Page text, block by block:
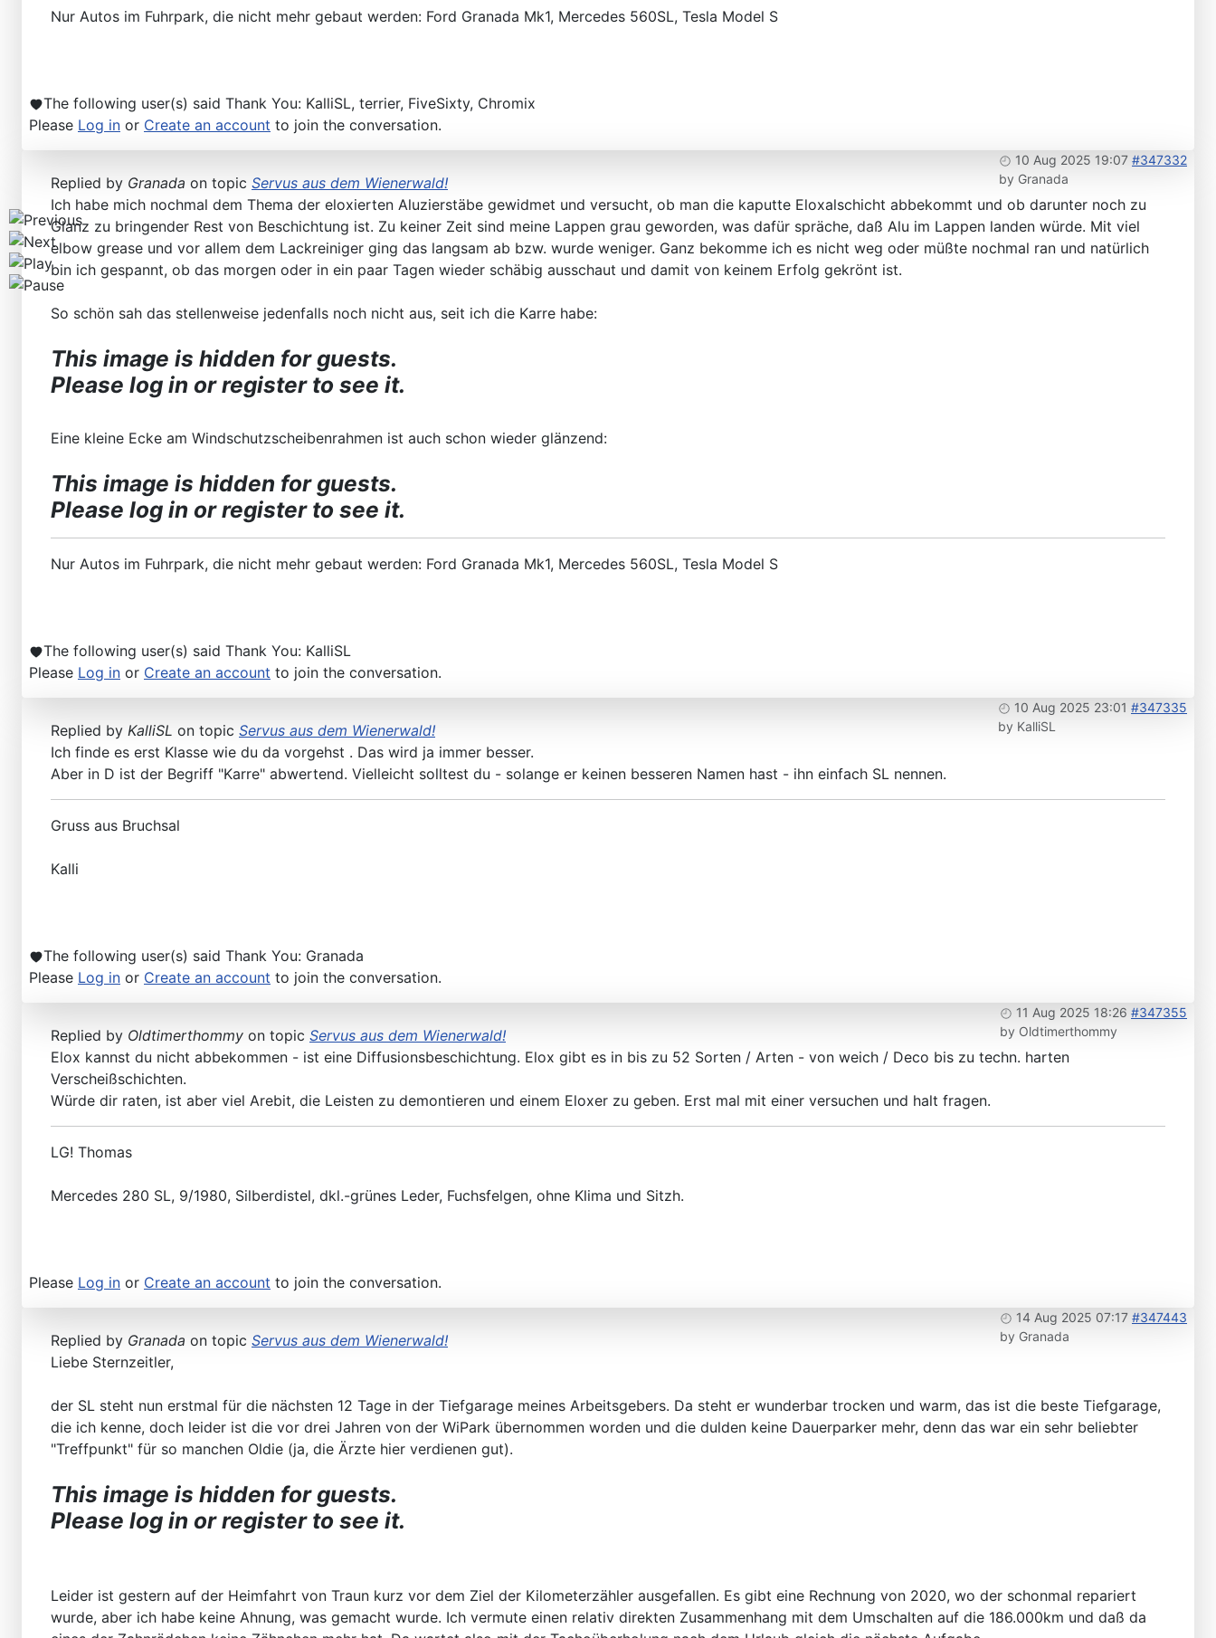
Find SL and SLC in any color
Nur Autos im Fuhrpark, die nicht mehr gebaut werden: Ford Granada Mk1, Mercedes 560SL, Tesla Model S
The following user(s) said Thank You: KalliSL, terrier, FiveSixty, Chromix
Please Log in or Create an account to join the conversation.
10 Aug 2025 19:07 #347332
by Granada
Replied by Granada on topic Servus aus dem Wienerwald!
Ich habe mich nochmal dem Thema der eloxierten Aluzierstäbe gewidmet und versucht, ob man die kaputte Eloxalschicht abbekommt und ob darunter noch zu
Glanz zu bringender Rest von Beschichtung ist. Zu keiner Zeit sind meine Lappen grau geworden, was dafür spräche, daß Alu im Lappen landen würde. Mit viel
elbow grease und vor allem dem Lackreiniger ging das langsam ab bzw. wurde weniger. Ganz bekomme ich es nicht weg oder müßte nochmal ran und natürlich
bin ich gespannt, ob das morgen oder in ein paar Tagen wieder schäbig ausschaut und damit von keinem Erfolg gekrönt ist.
So schön sah das stellenweise jedenfalls noch nicht aus, seit ich die Karre habe:
This image is hidden for guests.
Please log in or register to see it.
Eine kleine Ecke am Windschutzscheibenrahmen ist auch schon wieder glänzend:
This image is hidden for guests.
Please log in or register to see it.
Nur Autos im Fuhrpark, die nicht mehr gebaut werden: Ford Granada Mk1, Mercedes 560SL, Tesla Model S
The following user(s) said Thank You: KalliSL
Please Log in or Create an account to join the conversation.
10 Aug 2025 23:01 #347335
by KalliSL
Replied by KalliSL on topic Servus aus dem Wienerwald!
Ich finde es erst Klasse wie du da vorgehst . Das wird ja immer besser.
Aber in D ist der Begriff "Karre" abwertend. Vielleicht solltest du - solange er keinen besseren Namen hast - ihn einfach SL nennen.
Gruss aus Bruchsal
Kalli
The following user(s) said Thank You: Granada
Please Log in or Create an account to join the conversation.
11 Aug 2025 18:26 #347355
by Oldtimerthommy
Replied by Oldtimerthommy on topic Servus aus dem Wienerwald!
Elox kannst du nicht abbekommen - ist eine Diffusionsbeschichtung. Elox gibt es in bis zu 52 Sorten / Arten - von weich / Deco bis zu techn. harten
Verscheißschichten.
Würde dir raten, ist aber viel Arebit, die Leisten zu demontieren und einem Eloxer zu geben. Erst mal mit einer versuchen und halt fragen.
LG! Thomas
Mercedes 280 SL, 9/1980, Silberdistel, dkl.-grünes Leder, Fuchsfelgen, ohne Klima und Sitzh.
Please Log in or Create an account to join the conversation.
14 Aug 2025 07:17 #347443
by Granada
Replied by Granada on topic Servus aus dem Wienerwald!
Liebe Sternzeitler,
der SL steht nun erstmal für die nächsten 12 Tage in der Tiefgarage meines Arbeitsgebers. Da steht er wunderbar trocken und warm, das ist die beste Tiefgarage,
die ich kenne, doch leider ist die vor drei Jahren von der WiPark übernommen worden und die dulden keine Dauerparker mehr, denn das war ein sehr beliebter
"Treffpunkt" für so manchen Oldie (ja, die Ärzte hier verdienen gut).
This image is hidden for guests.
Please log in or register to see it.
Leider ist gestern auf der Heimfahrt von Traun kurz vor dem Ziel der Kilometerzähler ausgefallen. Es gibt eine Rechnung von 2020, wo der schonmal repariert
wurde, aber ich habe keine Ahnung, was gemacht wurde. Ich vermute einen relativ direkten Zusammenhang mit dem Umschalten auf die 186.000km und daß da